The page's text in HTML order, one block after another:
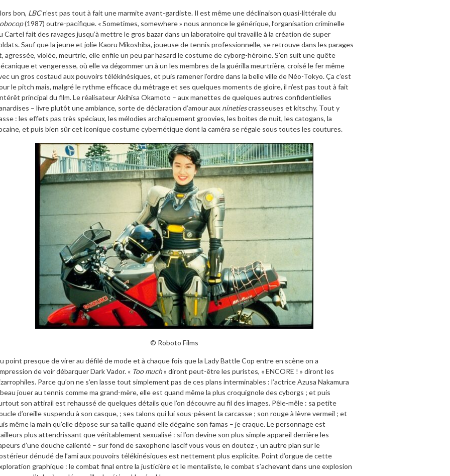
bon, LBCn’est pas tout à fait une marmite avant-gardiste. Il est même une déclinaison quasi-littérale du
(1987) outre-pacifique. « Sometimes, somewhere » nous annonce le générique, l’organisation criminelle
Cartel fait des ravages jusqu’à mettre le gros bazar dans un laboratoire qui travaille à la création de super
Sauf que la jeune et jolie Kaoru Mikoshiba, joueuse de tennis professionnelle, se retrouve dans les parages
agressée, violée, meurtrie, elle enfile un peu par hasard le costume de cyborg-héroïne. S’en suit une quête
et vengeresse, où elle va dégommer un à un les membres de la guérilla meurtrière, croisé le fer même
un gros costaud aux pouvoirs télékinésiques, et puis ramener l’ordre dans la belle ville de Néo-Tokyo. Ça c’est
le pitch mais, malgré le rythme efficace du métrage et ses quelques moments de gloire, il n’est pas tout à fait
principal du film. Le réalisateur Akihisa Okamoto – aux manettes de quelques autres confidentielles
– livre plutôt une ambiance, sorte de déclaration d’amour aux ninetiescrasseuses et kitschy. Tout y
: les effets pas très spéciaux, les mélodies archaïquement groovies, les boites de nuit, les catogans, la
et puis bien sûr cet iconique costume cybernétique dont la caméra se régale sous toutes les coutures.
© Roboto Films
point presque de virer au défilé de mode et à chaque fois que la Lady Battle Cop entre en scène on a
de voir débarquer Dark Vador. « Too much» diront peut-être les puristes, « ENCORE ! » diront les
Parce qu’on ne s’en lasse tout simplement pas de ces plans interminables : l’actrice Azusa Nakamura
jouer au tennis comme ma grand-mère, elle est quand même la plus croquignole des cyborgs ; et puis
son attirail est rehaussé de quelques détails que l’on découvre au fil des images. Pêle-mêle : sa petite
d’oreille suspendu à son casque, ; ses talons qui lui sous-pèsent la carcasse ; son rouge à lèvre vermeil ; et
même la main qu’elle dépose sur sa taille quand elle dégaine son famas – je craque. Le personnage est
plus attendrissant que véritablement sexualisé : si l’on devine son plus simple appareil derrière les
d’une douche calienté – sur fond de saxophone lascif vous vous en doutez -, un autre plan sur le
dénudé de l’ami aux pouvoirs télékinésiques est nettement plus explicite. Point d’orgue de cette
graphique : le combat final entre la justicière et le mentaliste, le combat s’achevant dans une explosion